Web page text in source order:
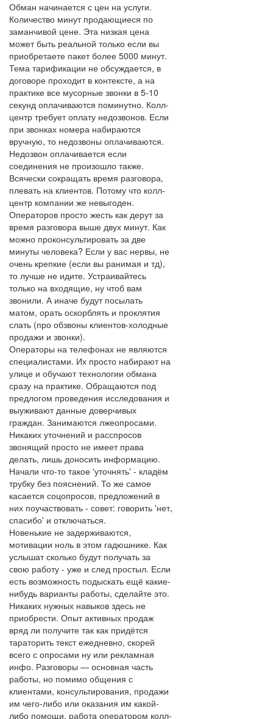
Обман начинается с цен на услуги.
Количество минут продающиеся по
заманчивой цене. Эта низкая цена
может быть реальной только если вы
приобретаете пакет более 5000 минут.
Тема тарификации не обсуждается, в
договоре проходит в контексте, а на
практике все мусорные звонки в 5-10
секунд оплачиваются поминутно. Колл-
центр требует оплату недозвонов. Если
при звонках номера набираются
вручную, то недозвоны оплачиваются.
Недозвон оплачивается если
соединения не произошло также.
Всячески сокращать время разговора,
плевать на клиентов. Потому что колл-
центр компании же невыгоден.
Операторов просто жесть как дерут за
время разговора выше двух минут. Как
можно проконсультировать за две
минуты человека? Если у вас нервы, не
очень крепкие (если вы ранимая и тд),
то лучше не идите. Устраивайтесь
только на входящие, ну чтоб вам
звонили. А иначе будут посылать
матом, орать оскорблять и проклятия
слать (про обзвоны клиентов-холодные
продажи и звонки).
Операторы на телефонах не являются
специалистами. Их просто набирают на
улице и обучают технологии обмана
сразу на практике. Обращаются под
предлогом проведения исследования и
выуживают данные доверчивых
граждан. Занимаются лжеопросами.
Никаких уточнений и расспросов
звонящий просто не имеет права
делать, лишь доносить информацию.
Начали что-то такое 'уточнять' - кладём
трубку без пояснений. То же самое
касается соцопросов, предложений в
них поучаствовать - совет: говорить 'нет,
спасибо' и отключаться.
Новенькие не задерживаются,
мотивации ноль в этом гадюшнике. Как
услышат сколько будут получать за
свою работу - уже и след простыл. Если
есть возможность подыскать ещё какие-
нибудь варианты работы, сделайте это.
Никаких нужных навыков здесь не
приобрести. Опыт активных продаж
вряд ли получите так как придётся
тараторить текст ежедневно, скорей
всего с опросами ну или рекламная
инфо. Разговоры — основная часть
работы, но помимо общения с
клиентами, консультирования, продажи
им чего-либо или оказания им какой-
либо помощи, работа оператором колл-